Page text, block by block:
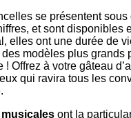
se présentent sous
et sont disponibles
elles ont une durée de
modèles plus grands
! Offrez à votre gâteau
qui ravira tous les
ont la